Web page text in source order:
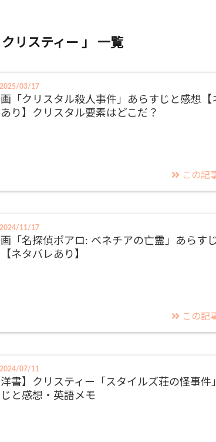
リスティー 」 一覧
03/17
「クリスタル殺人事件」あらすじと感想【
り】クリスタル要素はどこだ？
この記
11/17
「名探偵ポアロ: ベネチアの亡霊」あらす
ネタバレあり】
この記
07/11
書】クリスティー「スタイルズ荘の怪事件
と感想・英語メモ